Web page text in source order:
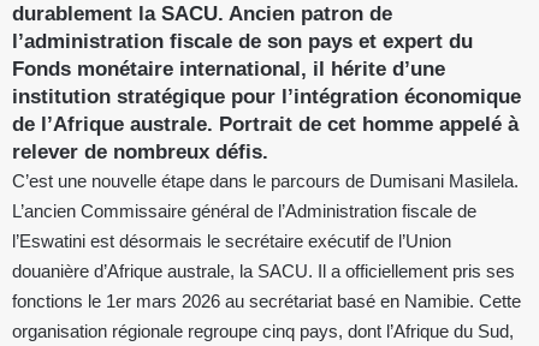
durablement la SACU. Ancien patron de
l’administration fiscale de son pays et expert du
Fonds monétaire international, il hérite d’une
institution stratégique pour l’intégration économique
de l’Afrique australe. Portrait de cet homme appelé à
relever de nombreux défis.
C’est une nouvelle étape dans le parcours de Dumisani Masilela.
L’ancien Commissaire général de l’Administration fiscale de
l’Eswatini est désormais le secrétaire exécutif de l’Union
douanière d’Afrique australe, la SACU. Il a officiellement pris ses
fonctions le 1er mars 2026 au secrétariat basé en Namibie. Cette
organisation régionale regroupe cinq pays, dont l’Afrique du Sud,